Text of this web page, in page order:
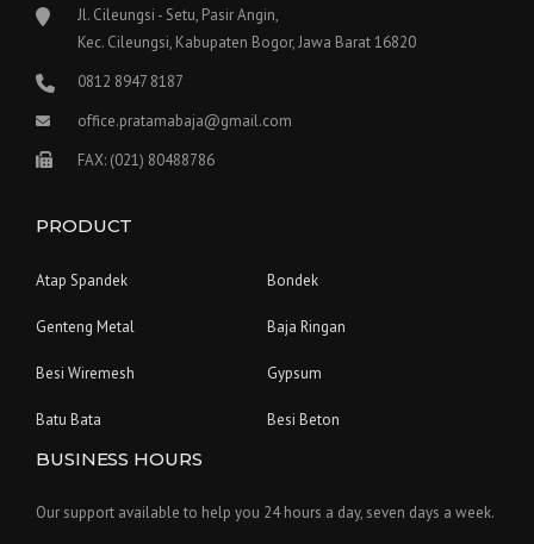
Jl. Cileungsi - Setu, Pasir Angin,
Kec. Cileungsi, Kabupaten Bogor, Jawa Barat 16820
0812 8947 8187
office.pratamabaja@gmail.com
FAX: (021) 80488786
PRODUCT
Atap Spandek Bondek
Genteng Metal Baja Ringan
Besi Wiremesh Gypsum
Batu Bata Besi Beton
BUSINESS HOURS
Our support available to help you 24 hours a day, seven days a week.